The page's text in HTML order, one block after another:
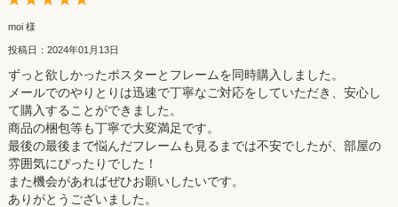
moi 様
投稿日：2024年01月13日
ずっと欲しかったポスターとフレームを同時購入しました。
メールでのやりとりは迅速で丁寧なご対応をしていただき、安心し
て購入することができました。
商品の梱包等も丁寧で大変満足です。
最後の最後まで悩んだフレームも見るまでは不安でしたが、部屋の
雰囲気にぴったりでした！
また機会があればぜひお願いしたいです。
ありがとうございました。